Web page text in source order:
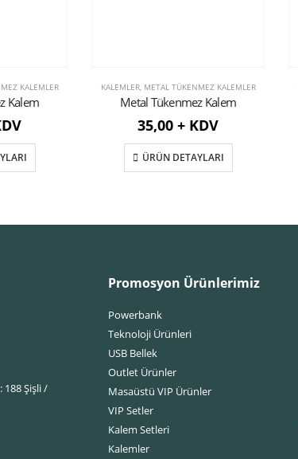
KALEMLER
Kalem
KALEMLER, METAL TÜKENMEZ KALEMLER
Metal Tükenmez Kalem
35,00 + KDV
ÜRÜN DETAYLARI
188 Şişli /
Promosyon Ürünlerimiz
Powerbank
Teknoloji Ürünleri
USB Bellek
Outlet Ürünler
Masaüstü VIP Ürünler
VIP Setler
Kalem Setleri
Kalemler